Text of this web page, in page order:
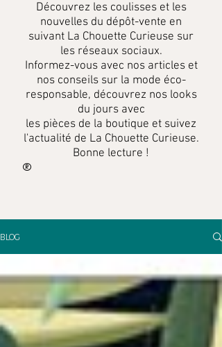
Découvrez les coulisses et les
nouvelles du dépôt-vente en
suivant La Chouette Curieuse sur
les réseaux sociaux.
Informez-vous avec nos articles et
nos conseils sur la mode éco-
responsable, découvrez nos looks
du jours avec
les pièces de la boutique et suivez
l'actualité de La Chouette Curieuse.
Bonne lecture !
BLOG